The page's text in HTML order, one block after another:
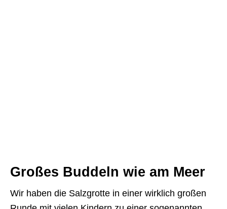
Großes Buddeln wie am Meer
Wir haben die Salzgrotte in einer wirklich großen